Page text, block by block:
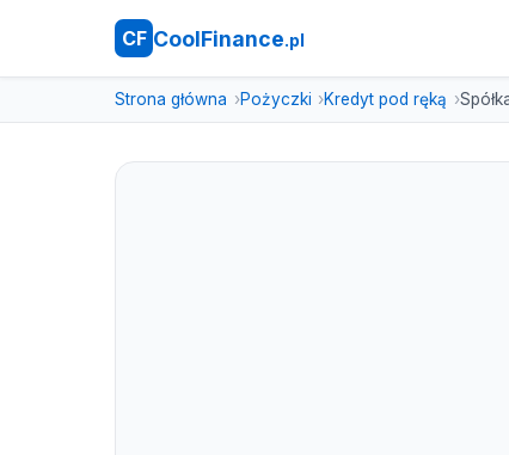
CF CoolFinance.pl
Strona główna Pożyczki Kredyt pod ręką